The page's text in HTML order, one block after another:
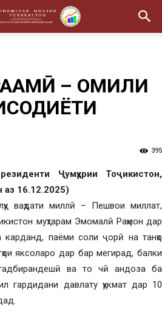
– ОМИЛИ
395
Ҷумҳурии Тоҷикистон,
аз 16.12.2025)
ваҳдати миллӣ – Пешвои миллат,
муҳтарам Эмомалӣ Раҳмон дар
паёми соли ҷорӣ на танҳо
яксоларо дар бар мегирад, балки
ва то чӣ андоза ба
гардидани давлату ҳукмат дар 10